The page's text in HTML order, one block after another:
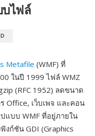
บไฟล์
Metafile (WMF) ที่
ในปี 1999 ไฟล์ WMZ
(RFC 1952) ลดขนาด
Office, เว็บเพจ และคอน
แบบ WMF ที่อยู่ภายใน
งก์ชัน GDI (Graphics